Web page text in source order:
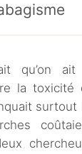
qu’on
la toxicité